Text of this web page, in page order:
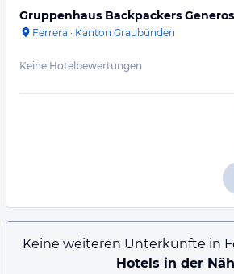
Gruppenhaus Backpackers
Ferrera · Kanton Graubünden
Keine Hotelbewertungen
Keine weiteren Unterkünfte in
Hotels in der